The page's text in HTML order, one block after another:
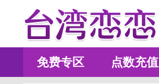
免费专区 点数充值